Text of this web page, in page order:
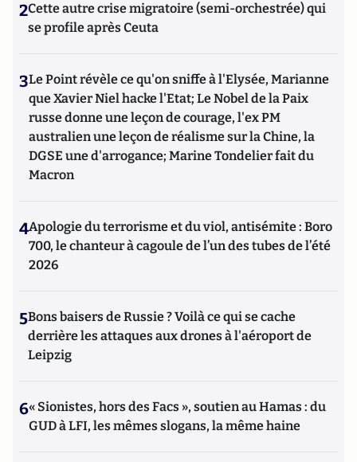
2Cette autre crise migratoire (semi-orchestrée) qui
se profile après Ceuta
3Le Point révèle ce qu'on sniffe à l'Elysée, Marianne
que Xavier Niel hacke l'Etat; Le Nobel de la Paix
russe donne une leçon de courage, l'ex PM
australien une leçon de réalisme sur la Chine, la
DGSE une d'arrogance; Marine Tondelier fait du
Macron
4Apologie du terrorisme et du viol, antisémite : Boro
700, le chanteur à cagoule de l’un des tubes de l’été
2026
5Bons baisers de Russie ? Voilà ce qui se cache
derrière les attaques aux drones à l'aéroport de
Leipzig
6« Sionistes, hors des Facs », soutien au Hamas : du
GUD à LFI, les mêmes slogans, la même haine